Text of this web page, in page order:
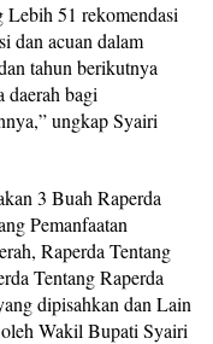
Lebih 51 rekomendasi
dan acuan dalam
tahun berikutnya
daerah bagi
ungkap Syairi
3 Buah Raperda
Pemanfaatan
Raperda Tentang
Tentang Raperda
dipisahkan dan Lain
Wakil Bupati Syairi